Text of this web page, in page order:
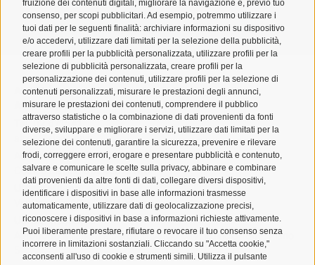
fruizione dei contenuti digitali, migliorare la navigazione e, previo tuo
consenso, per scopi pubblicitari. Ad esempio, potremmo utilizzare i
tuoi dati per le seguenti finalità: archiviare informazioni su dispositivo
e/o accedervi, utilizzare dati limitati per la selezione della pubblicità,
creare profili per la pubblicità personalizzata, utilizzare profili per la
selezione di pubblicità personalizzata, creare profili per la
personalizzazione dei contenuti, utilizzare profili per la selezione di
contenuti personalizzati, misurare le prestazioni degli annunci,
misurare le prestazioni dei contenuti, comprendere il pubblico
attraverso statistiche o la combinazione di dati provenienti da fonti
diverse, sviluppare e migliorare i servizi, utilizzare dati limitati per la
selezione dei contenuti, garantire la sicurezza, prevenire e rilevare
frodi, correggere errori, erogare e presentare pubblicità e contenuto,
salvare e comunicare le scelte sulla privacy, abbinare e combinare
dati provenienti da altre fonti di dati, collegare diversi dispositivi,
identificare i dispositivi in base alle informazioni trasmesse
automaticamente, utilizzare dati di geolocalizzazione precisi,
riconoscere i dispositivi in base a informazioni richieste attivamente.
Puoi liberamente prestare, rifiutare o revocare il tuo consenso senza
incorrere in limitazioni sostanziali. Cliccando su "Accetta cookie,"
acconsenti all'uso di cookie e strumenti simili. Utilizza il pulsante
ALSEA | Associazione Lombarda Spedizionieri e
Autotrasportatori
Tel. 02 671541
alsea@alsea.mi.it
Aderente a Confetra
Codice Fiscale 80042910150
Ufficio Milano
Via Cornalia 19 – 20124 Milano
Ufficio Malpensa
Aeroporto Milano Malpensa – Cargo City, Edificio 186 – Piano